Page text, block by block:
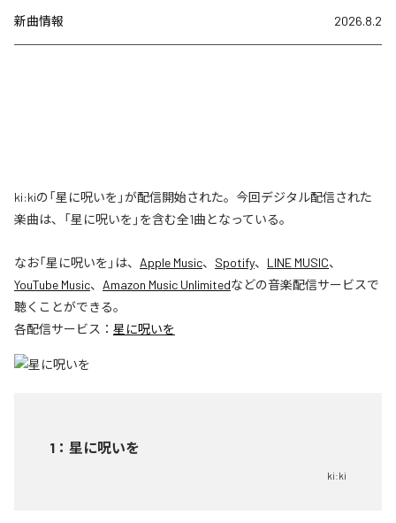
新曲情報 2026.8.2
ki:kiの「星に呪いを」が配信開始された。今回デジタル配信された
楽曲は、「星に呪いを」を含む全1曲となっている。
なお「星に呪いを 」は、 Apple Music、 Spotify、 LINE MUSIC、
YouTube Music、 Amazon Music Unlimitedなどの音楽配信サービスで
聴くことができる。
各配信サービス： 星に呪いを
1 ： 星に呪いを
ki:ki